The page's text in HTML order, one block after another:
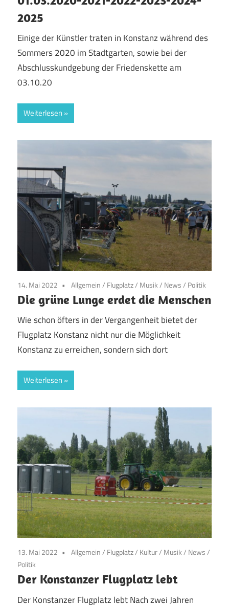
2025
Einige der Künstler traten in Konstanz während des
Sommers 2020 im Stadtgarten, sowie bei der
Abschlusskundgebung der Friedenskette am
03.10.20
Weiterlesen
14. Mai 2022 Allgemein/ Flugplatz/ Musik/ News/ Politik
Die grüne Lunge erdet die Menschen
Wie schon öfters in der Vergangenheit bietet der
Flugplatz Konstanz nicht nur die Möglichkeit
Konstanz zu erreichen, sondern sich dort
Weiterlesen
13. Mai 2022 Allgemein/ Flugplatz/ Kultur/ Musik/ News/
Politik
Der Konstanzer Flugplatz lebt
Der Konstanzer Flugplatz lebt Nach zwei Jahren